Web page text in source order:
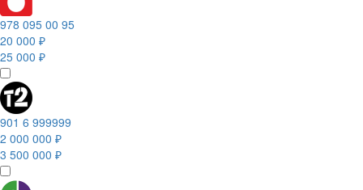
978 095 00 95
20 000 ₽
25 000 ₽
901 6 999999
2 000 000 ₽
3 500 000 ₽